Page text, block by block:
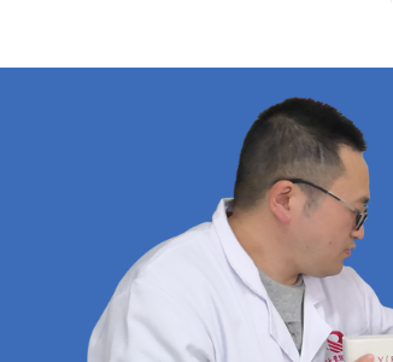
纺织品无氟防水剂
纺织品抗紫外线剂
纺织品紧实型防水剂
纺织品碳八防水剂
纺织品碳六防水剂